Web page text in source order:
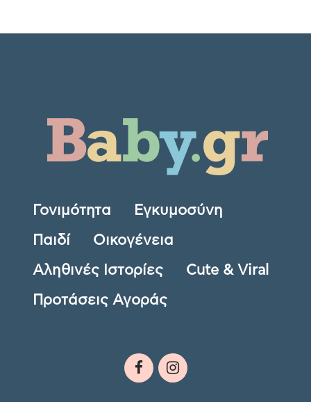
Γονιμότητα Εγκυμοσύνη
Παιδί Οικογένεια
Αληθινές Ιστορίες Cute & Viral
Προτάσεις Αγοράς